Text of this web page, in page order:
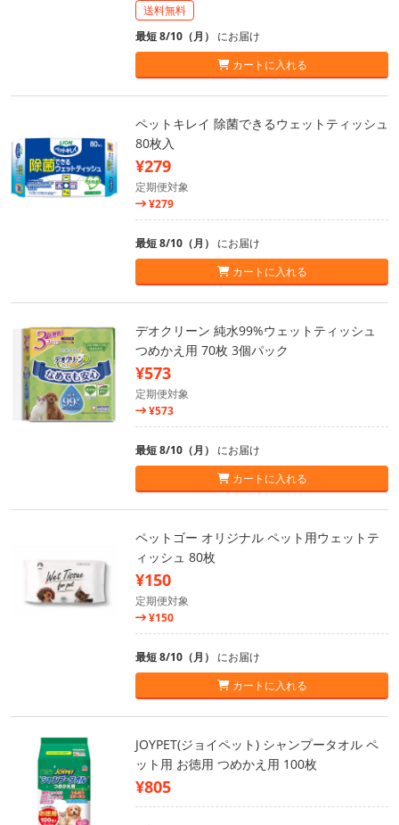
送料無料
最短 8/10（月） にお届け
カートに入れる
ペットキレイ 除菌できるウェットティッシュ
80枚入
¥279
定期便対象
¥279
最短 8/10（月） にお届け
カートに入れる
デオクリーン 純水99%ウェットティッシュ
つめかえ用 70枚 3個パック
¥573
定期便対象
¥573
最短 8/10（月） にお届け
カートに入れる
ペットゴー オリジナル ペット用ウェットテ
ィッシュ 80枚
¥150
定期便対象
¥150
最短 8/10（月） にお届け
カートに入れる
JOYPET(ジョイペット) シャンプータオル ペ
ット用 お徳用 つめかえ用 100枚
¥805